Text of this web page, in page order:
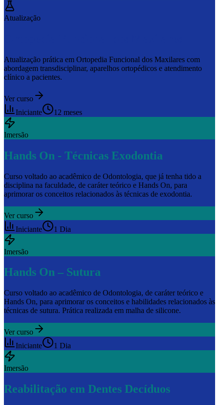
Atualização
Atualização prática em Ortopedia Funcional dos Maxilares com
abordagem transdisciplinar, aparelhos ortopédicos e atendimento
clínico a pacientes.
Ver curso
Iniciante
12 meses
Imersão
Hands On - Técnicas Exodontia
Curso voltado ao acadêmico de Odontologia, que já tenha tido a
disciplina na faculdade, de caráter teórico e Hands On, para
aprimorar os conceitos relacionados às técnicas de exodontia.
Ver curso
Iniciante
1 Dia
Imersão
Hands On – Sutura
Curso voltado ao acadêmico de Odontologia, de caráter teórico e
Hands On, para aprimorar os conceitos e habilidades relacionados às
técnicas de sutura. Prática realizada em malha de silicone.
Ver curso
Iniciante
1 Dia
Imersão
Reabilitação em Dentes Decíduos